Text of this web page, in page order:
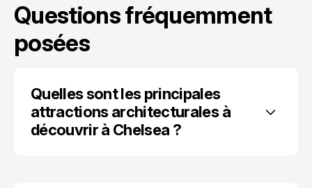
Questions fréquemment
posées
Quelles sont les principales
attractions architecturales à
découvrir à Chelsea ?